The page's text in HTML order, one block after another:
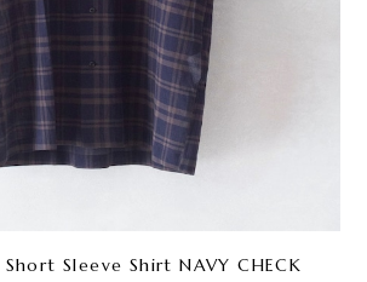
Short Sleeve Shirt NAVY CHECK